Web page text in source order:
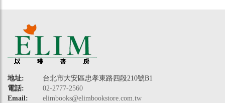
地址:
台北市大安區忠孝東路四段210號B1
電話:
02-2777-2560
Email:
elimbooks@elimbookstore.com.tw